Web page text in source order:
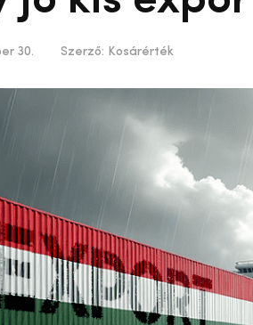
30. Szerző: Kosárérték